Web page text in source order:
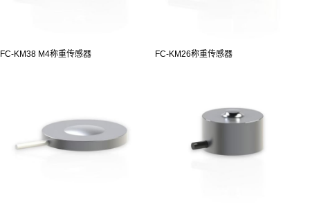
FC-KM38 M4称重传感器 FC-KM26称重传感器